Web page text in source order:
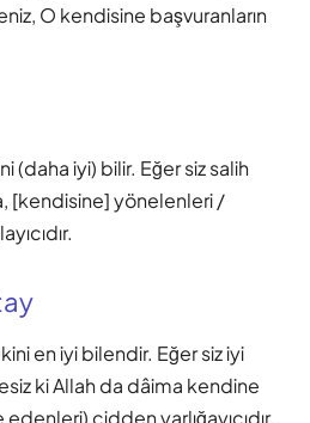
O kendisine başvuranların
(daha iyi) bilir. Eğer siz salih
[kendisine] yönelenleri /
en iyi bilendir. Eğer siz iyi
ki Allah da dâima kendine
cidden yarlığayıcıdır.